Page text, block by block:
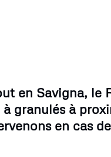
en Savigna, le
à granulés à
en cas